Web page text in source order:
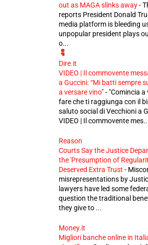
out as MAGA slinks away-
reports President Donald
media platform is bleeding
unpopular president plays
o...
Dire.it
VIDEO | Il commovente
a Guccini: “Mi batti sempre
a versare vino”- "Comincia a
fare che ti raggiunga con il
saluto social di Vecchioni a
VIDEO | Il commovente
Reason
Courts Say the Justice
the 'Presumption of
Deserved Extra Trust -
misrepresentations by
lawyers have led some
question the traditional
they give to ...
Money.it
Migliori banche online in